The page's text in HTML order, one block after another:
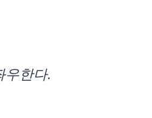
한다.